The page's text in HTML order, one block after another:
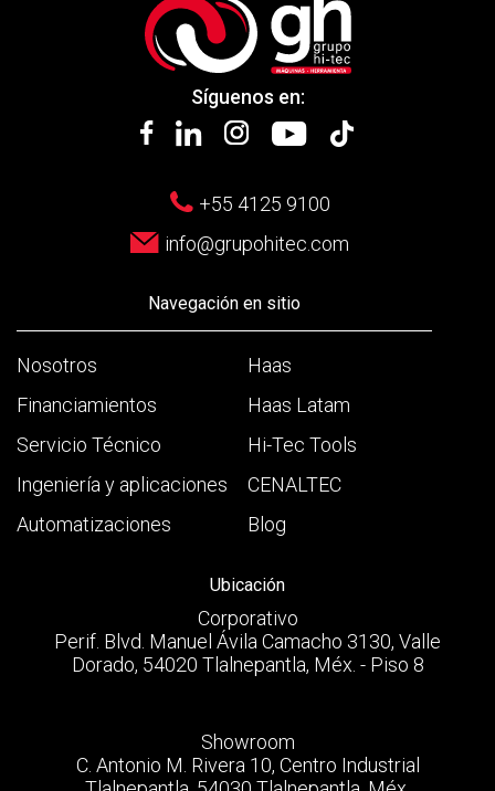
Síguenos en:
+55 4125 9100
info@grupohitec.com
Navegación en sitio
Nosotros
Financiamientos
Servicio Técnico
Ingeniería y aplicaciones
Automatizaciones
Haas
Haas Latam
Hi-Tec Tools
CENALTEC
Blog
Ubicación
Corporativo
Perif. Blvd. Manuel Ávila Camacho 3130, Valle
Dorado, 54020 Tlalnepantla, Méx. - Piso 8
Showroom
C. Antonio M. Rivera 10, Centro Industrial